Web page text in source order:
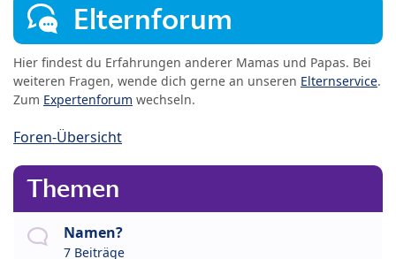
Elternforum
Hier findest du Erfahrungen anderer Mamas und Papas. Bei
weiteren Fragen, wende dich gerne an unseren Elternservice.
Zum Expertenforum wechseln.
Foren-Übersicht
Themen
Namen?
7 Beiträge